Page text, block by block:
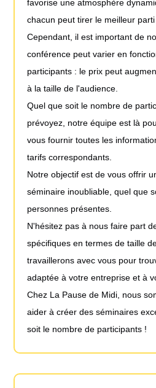
favorise une atmosphère
chacun peut tirer le meilleur
Cependant, il est important de
conférence peut varier en
participants : le prix peut
à la taille de l'audience.
Quel que soit le nombre de
prévoyez, notre équipe est là
vous fournir toutes les
tarifs correspondants.
Notre objectif est de vous offrir
séminaire inoubliable, quel que
personnes présentes.
N'hésitez pas à nous faire part
spécifiques en termes de taille
travaillerons avec vous pour
adaptée à votre entreprise et à
Chez La Pause de Midi, nous
aider à créer des séminaires
soit le nombre de participants !